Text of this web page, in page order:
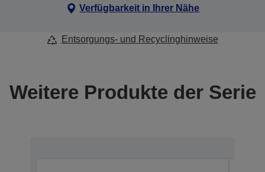
Verfügbarkeit in Ihrer Nähe
Entsorgungs- und Recyclinghinweise
Weitere Produkte der Serie